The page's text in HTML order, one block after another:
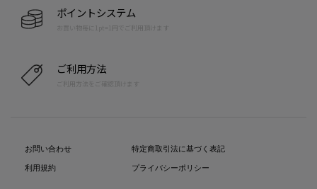
ポイントシステム
お買い物毎に1pt=1円でご利用頂けます
ご利用方法
ご利用方法をご確認頂けます
お問い合わせ
利用規約
特定商取引法に基づく表記
プライバシーポリシー